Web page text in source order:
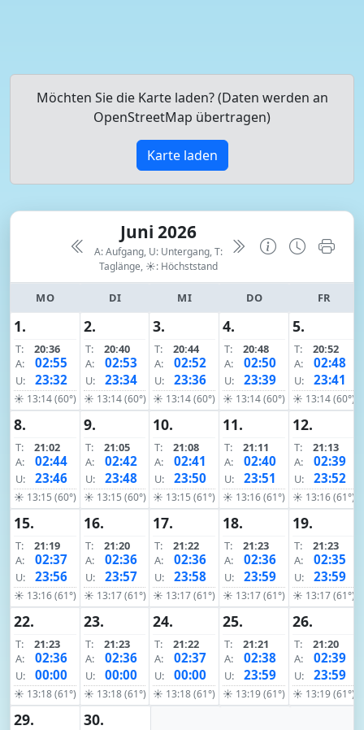
Möchten Sie die Karte laden? (Daten werden an
OpenStreetMap übertragen)
Karte laden
Juni 2026
A: Aufgang, U: Untergang, T:
Taglänge, ☀: Höchststand
MO DI MI DO FR
1.
T:
20:36
A:
02:55
U: 23:32
☀ 13:14 (60°)
2.
T:
20:40
A:
02:53
U: 23:34
☀ 13:14 (60°)
3.
T:
20:44
A:
02:52
U: 23:36
☀ 13:14 (60°)
4.
T:
20:48
A:
02:50
U: 23:39
☀ 13:14 (60°)
5.
T:
20:52
A:
02:48
U: 23:41
☀ 13:14 (60°)
8.
T:
21:02
A:
02:44
U: 23:46
☀ 13:15 (60°)
9.
T:
21:05
A:
02:42
U: 23:48
☀ 13:15 (60°)
10.
T:
21:08
A:
02:41
U: 23:50
☀ 13:15 (61°)
11.
T:
21:11
A:
02:40
U: 23:51
☀ 13:16 (61°)
12.
T:
21:13
A:
02:39
U: 23:52
☀ 13:16 (61°)
15.
T:
21:19
A:
02:37
U: 23:56
☀ 13:16 (61°)
16.
T:
21:20
A:
02:36
U: 23:57
☀ 13:17 (61°)
17.
T:
21:22
A:
02:36
U: 23:58
☀ 13:17 (61°)
18.
T:
21:23
A:
02:36
U: 23:59
☀ 13:17 (61°)
19.
T:
21:23
A:
02:35
U: 23:59
☀ 13:17 (61°)
22.
T:
21:23
A:
02:36
U: 00:00
☀ 13:18 (61°)
23.
T:
21:23
A:
02:36
U: 00:00
☀ 13:18 (61°)
24.
T:
21:22
A:
02:37
U: 00:00
☀ 13:18 (61°)
25.
T:
21:21
A:
02:38
U: 23:59
☀ 13:19 (61°)
26.
T:
21:20
A:
02:39
U: 23:59
☀ 13:19 (61°)
29. 30.